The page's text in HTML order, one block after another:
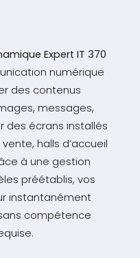
Expert IT 370
numérique
des contenus
messages,
des écrans installés
halls d’accueil
à une gestion
préétablis, vos
instantanément
compétence